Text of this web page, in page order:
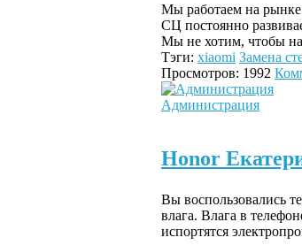
Мы работаем на
СЦ постоянно
Мы не хотим, чтобы
Тэги: xiaomi Замена
Просмотров: 1992
Администрация
Honor
Вы воспользовались
влага. Влага в
испортятся